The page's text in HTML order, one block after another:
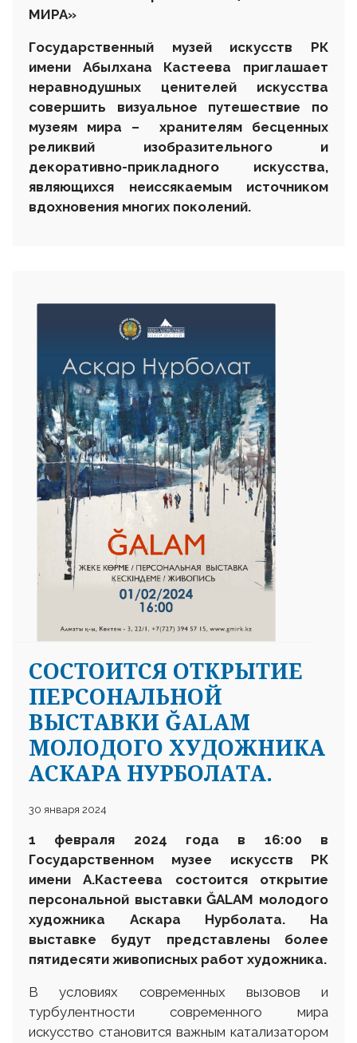
МИРА»
Государственный музей искусств РК
имени Абылхана Кастеева приглашает
неравнодушных ценителей искусства
совершить визуальное путешествие по
музеям мира – хранителям бесценных
реликвий изобразительного и
декоративно-прикладного искусства,
являющихся неиссякаемым источником
вдохновения многих поколений.
СОСТОИТСЯ ОТКРЫТИЕ
ПЕРСОНАЛЬНОЙ
ВЫСТАВКИ ĞALAM
МОЛОДОГО ХУДОЖНИКА
АСКАРА НУРБОЛАТА.
30 января 2024
1 февраля 2024 года в 16:00 в
Государственном музее искусств РК
имени А.Кастеева состоится открытие
персональной выставкиĞALAM молодого
художника Аскара Нурболата. На
выставке
будут представлены более
пятидесяти живописных работ художника.
В условиях современных вызовов и
турбулентности современного мира
искусство становится важным катализатором